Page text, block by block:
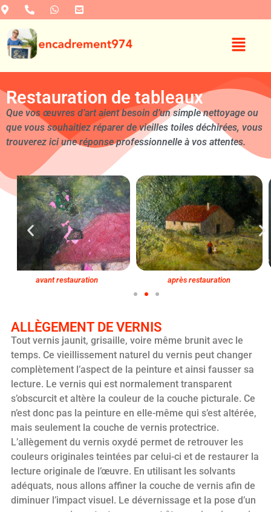
Restauration de tableaux
Que vos œuvres d’art aient besoin d’un simple nettoyage ou
que vous souhaitiez réparer de vieilles toiles déchirées, vous
trouverez ici une réponse professionnelle à vos attentes.
avant restauration après restauration
ALLÈGEMENT DE VERNIS
Tout vernis jaunit, grisaille, voire même brunit avec le
temps. Ce vieillissement naturel du vernis peut changer
complètement l’aspect de la peinture et ainsi fausser sa
lecture. Le vernis qui est normalement transparent
s’obscurcit et altère la couleur de la couche picturale. Ce
n’est donc pas la peinture en elle-même qui s’est altérée,
mais seulement la couche de vernis protectrice.
L’allègement du vernis oxydé permet de retrouver les
couleurs originales teintées par celui-ci et de restaurer la
lecture originale de l’œuvre. En utilisant les solvants
adéquats, nous allons affiner la couche de vernis afin de
diminuer l’impact visuel. Le dévernissage et la pose d’un